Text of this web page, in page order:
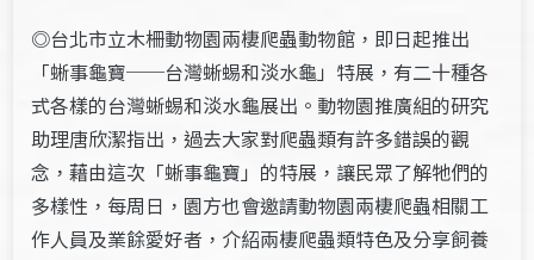
◎台北市立木柵動物園兩棲爬蟲動物館，即日起推出
「蜥事龜寶──台灣蜥蜴和淡水龜」特展，有二十種各
式各樣的台灣蜥蜴和淡水龜展出。動物園推廣組的研究
助理唐欣潔指出，過去大家對爬蟲類有許多錯誤的觀
念，藉由這次「蜥事龜寶」的特展，讓民眾了解牠們的
多樣性，每周日，園方也會邀請動物園兩棲爬蟲相關工
作人員及業餘愛好者，介紹兩棲爬蟲類特色及分享飼養